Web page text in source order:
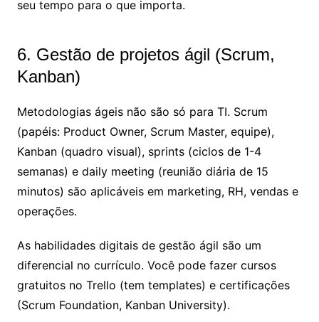
seu tempo para o que importa.
6. Gestão de projetos ágil (Scrum,
Kanban)
Metodologias ágeis não são só para TI. Scrum
(papéis: Product Owner, Scrum Master, equipe),
Kanban (quadro visual), sprints (ciclos de 1-4
semanas) e daily meeting (reunião diária de 15
minutos) são aplicáveis em marketing, RH, vendas e
operações.
As habilidades digitais de gestão ágil são um
diferencial no currículo. Você pode fazer cursos
gratuitos no Trello (tem templates) e certificações
(Scrum Foundation, Kanban University).